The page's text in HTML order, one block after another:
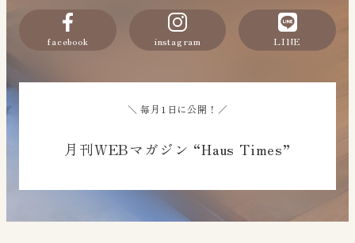
facebook instagram LINE
＼ 毎月1日に公開！／
月刊WEBマガジン “Haus Times”